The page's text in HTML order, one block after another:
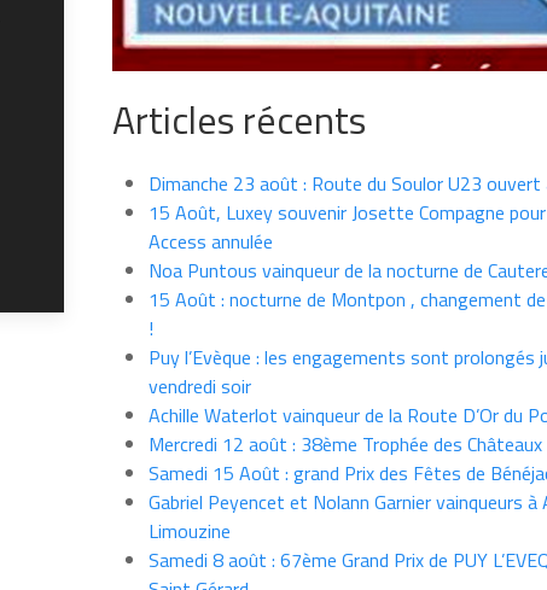
Articles récents
Dimanche 23 août : Route du Soulor U23 ouvert
15 Août, Luxey souvenir Josette Compagne
Access annulée
Noa Puntous vainqueur de la nocturne de
15 Août : nocturne de Montpon , changement
!
Puy l’Evèque : les engagements sont prolongés
vendredi soir
Achille Waterlot vainqueur de la Route D’Or du
Mercredi 12 août : 38ème Trophée des Châteaux
Samedi 15 Août : grand Prix des Fêtes de
Gabriel Peyencet et Nolann Garnier vainqueurs à
Limouzine
Samedi 8 août : 67ème Grand Prix de PUY